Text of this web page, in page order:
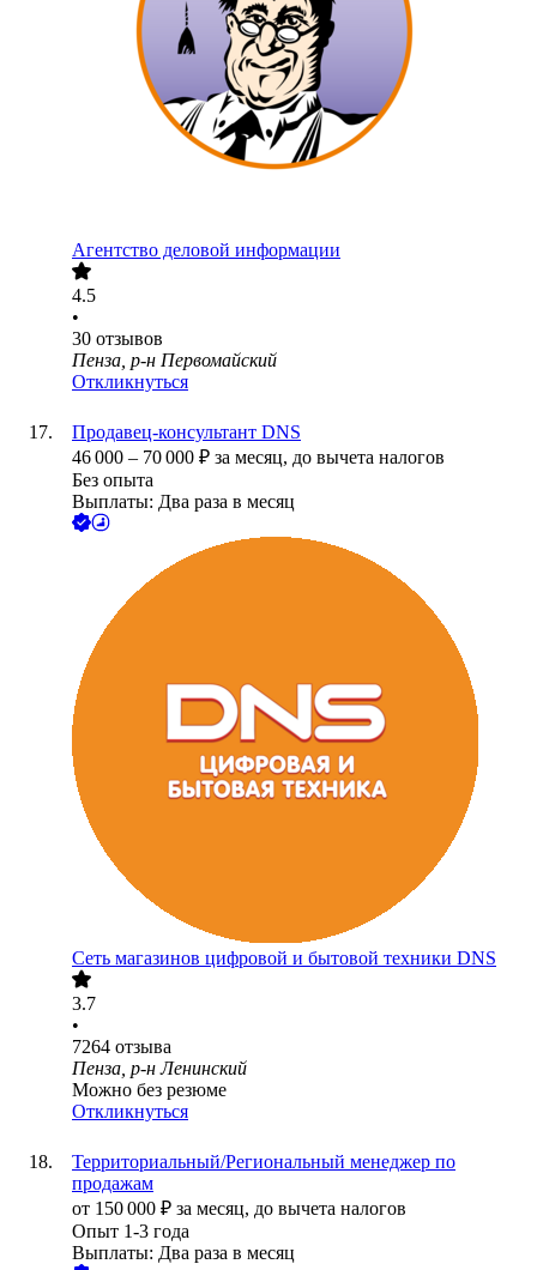
Агентство деловой информации
4.5
•
30 отзывов
Пенза, р-н Первомайский
Откликнуться
Продавец-консультант DNS
46 000 – 70 000 ₽ за месяц, до вычета налогов
Без опыта
Выплаты: Два раза в месяц
Сеть магазинов цифровой и бытовой техники DNS
3.7
•
7264 отзыва
Пенза, р-н Ленинский
Можно без резюме
Откликнуться
Территориальный/Региональный менеджер по
продажам
от 150 000 ₽ за месяц, до вычета налогов
Опыт 1-3 года
Выплаты: Два раза в месяц